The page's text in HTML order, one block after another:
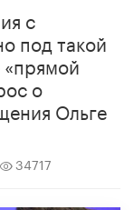
с
под такой
о
Ольге
34717